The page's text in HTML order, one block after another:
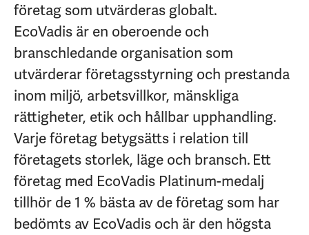
företag som utvärderas globalt.
EcoVadis är en oberoende och
branschledande organisation som
utvärderar företagsstyrning och prestanda
inom miljö, arbetsvillkor, mänskliga
rättigheter, etik och hållbar upphandling.
Varje företag betygsätts i relation till
företagets storlek, läge och bransch. Ett
företag med EcoVadis Platinum-medalj
tillhör de 1 % bästa av de företag som har
bedömts av EcoVadis och är den högsta